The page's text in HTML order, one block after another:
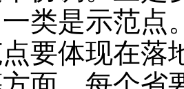
类是示范点
要体现在落